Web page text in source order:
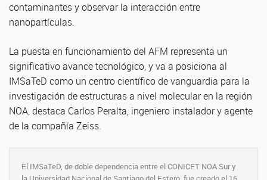
contaminantes y observar la interacción entre
nanopartículas.
La puesta en funcionamiento del AFM representa un
significativo avance tecnológico, y va a posiciona al
IMSaTeD como un centro científico de vanguardia para la
investigación de estructuras a nivel molecular en la región
NOA, destaca Carlos Peralta, ingeniero instalador y agente
de la compañía Zeiss.
El IMSaTeD, de doble dependencia entre el CONICET NOA Sur y